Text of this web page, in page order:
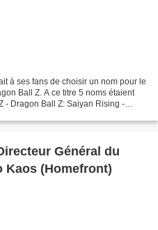
à ses fans de choisir un nom pour le
Ball Z. A ce titre 5 noms étaient
- Dragon Ball Z: Saiyan Rising -
Général du
Kaos (Homefront)